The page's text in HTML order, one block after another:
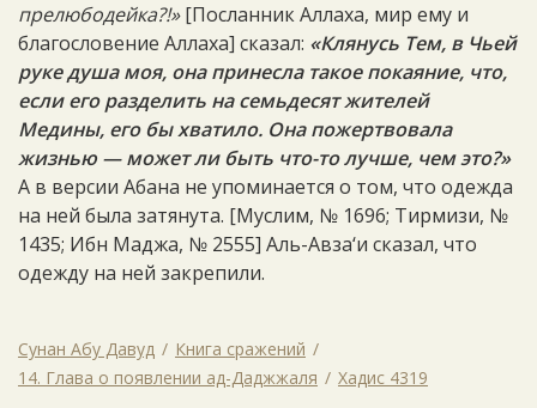
прелюбодейка?!»[Посланник Аллаха, мир ему и
благословение Аллаха] сказал: «Клянусь Тем, в Чьей
руке душа моя, она принесла такое покаяние, что,
если его разделить на семьдесят жителей
Медины, его бы хватило. Она пожертвовала
жизнью — может ли быть что-то лучше, чем это?»
А в версии Абана не упоминается о том, что одежда
на ней была затянута. [Муслим, № 1696; Тирмизи, №
1435; Ибн Маджа, № 2555] Аль-Авза‘и сказал, что
одежду на ней закрепили.
Сунан Абу Давуд
Книга сражений
14. Глава о появлении ад-Даджжаля
Хадис 4319